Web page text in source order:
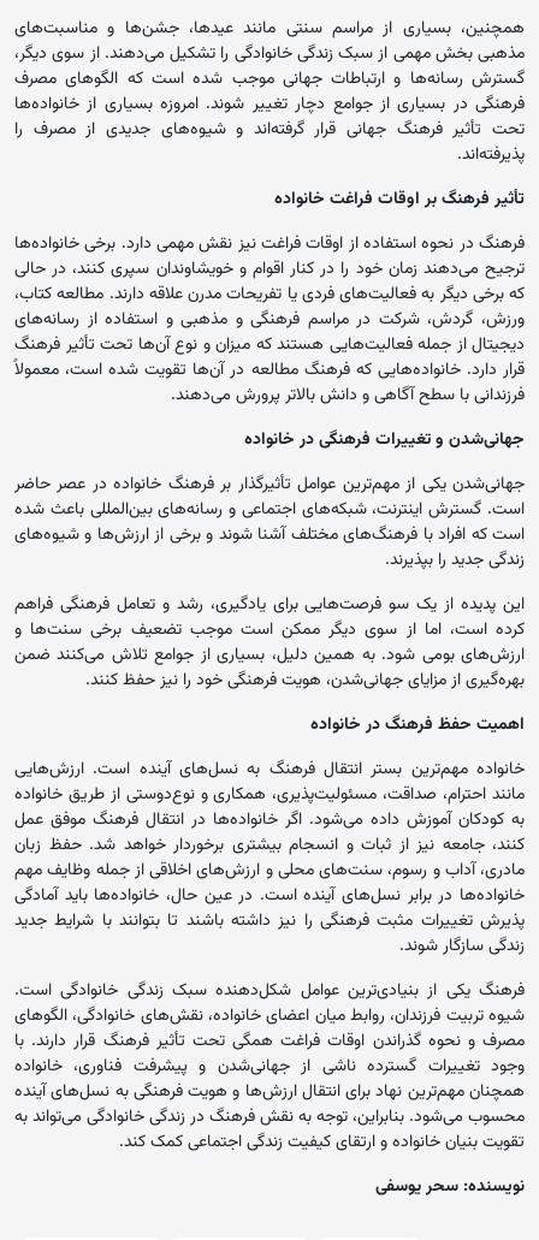
همچنین، بسیاری از مراسم سنتی مانند عیدها، جشن‌ها و مناسبت‌های
مذهبی بخش مهمی از سبک زندگی خانوادگی را تشکیل می‌دهند. از سوی دیگر،
گسترش رسانه‌ها و ارتباطات جهانی موجب شده است که الگوهای مصرف
فرهنگی در بسیاری از جوامع دچار تغییر شوند. امروزه بسیاری از خانواده‌ها
تحت تأثیر فرهنگ جهانی قرار گرفته‌اند و شیوه‌های جدیدی از مصرف را
پذیرفته‌اند.
تأثیر فرهنگ بر اوقات فراغت خانواده
فرهنگ در نحوه استفاده از اوقات فراغت نیز نقش مهمی دارد. برخی خانواده‌ها
ترجیح می‌دهند زمان خود را در کنار اقوام و خویشاوندان سپری کنند، در حالی
که برخی دیگر به فعالیت‌های فردی یا تفریحات مدرن علاقه دارند. مطالعه کتاب،
ورزش، گردش، شرکت در مراسم فرهنگی و مذهبی و استفاده از رسانه‌های
دیجیتال از جمله فعالیت‌هایی هستند که میزان و نوع آن‌ها تحت تأثیر فرهنگ
قرار دارد. خانواده‌هایی که فرهنگ مطالعه در آن‌ها تقویت شده است، معمولاً
فرزندانی با سطح آگاهی و دانش بالاتر پرورش می‌دهند.
جهانی‌شدن و تغییرات فرهنگی در خانواده
جهانی‌شدن یکی از مهم‌ترین عوامل تأثیرگذار بر فرهنگ خانواده در عصر حاضر
است. گسترش اینترنت، شبکه‌های اجتماعی و رسانه‌های بین‌المللی باعث شده
است که افراد با فرهنگ‌های مختلف آشنا شوند و برخی از ارزش‌ها و شیوه‌های
زندگی جدید را بپذیرند.
این پدیده از یک سو فرصت‌هایی برای یادگیری، رشد و تعامل فرهنگی فراهم
کرده است، اما از سوی دیگر ممکن است موجب تضعیف برخی سنت‌ها و
ارزش‌های بومی شود. به همین دلیل، بسیاری از جوامع تلاش می‌کنند ضمن
بهره‌گیری از مزایای جهانی‌شدن، هویت فرهنگی خود را نیز حفظ کنند.
اهمیت حفظ فرهنگ در خانواده
خانواده مهم‌ترین بستر انتقال فرهنگ به نسل‌های آینده است. ارزش‌هایی
مانند احترام، صداقت، مسئولیت‌پذیری، همکاری و نوع‌دوستی از طریق خانواده
به کودکان آموزش داده می‌شود. اگر خانواده‌ها در انتقال فرهنگ موفق عمل
کنند، جامعه نیز از ثبات و انسجام بیشتری برخوردار خواهد شد. حفظ زبان
مادری، آداب و رسوم، سنت‌های محلی و ارزش‌های اخلاقی از جمله وظایف مهم
خانواده‌ها در برابر نسل‌های آینده است. در عین حال، خانواده‌ها باید آمادگی
پذیرش تغییرات مثبت فرهنگی را نیز داشته باشند تا بتوانند با شرایط جدید
زندگی سازگار شوند.
فرهنگ یکی از بنیادی‌ترین عوامل شکل‌دهنده سبک زندگی خانوادگی است.
شیوه تربیت فرزندان، روابط میان اعضای خانواده، نقش‌های خانوادگی، الگوهای
مصرف و نحوه گذراندن اوقات فراغت همگی تحت تأثیر فرهنگ قرار دارند. با
وجود تغییرات گسترده ناشی از جهانی‌شدن و پیشرفت فناوری، خانواده
همچنان مهم‌ترین نهاد برای انتقال ارزش‌ها و هویت فرهنگی به نسل‌های آینده
محسوب می‌شود. بنابراین، توجه به نقش فرهنگ در زندگی خانوادگی می‌تواند به
تقویت بنیان خانواده و ارتقای کیفیت زندگی اجتماعی کمک کند.
نویسنده: سحر یوسفی